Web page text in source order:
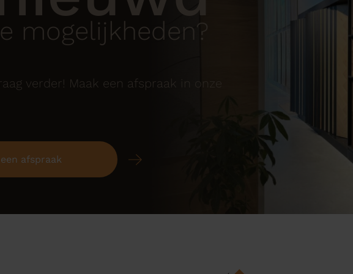
mogelijkheden?
verder! Maak een afspraak in onze
afspraak